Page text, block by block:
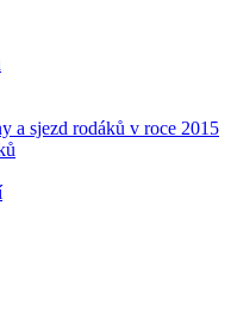
a sjezd rodáků v roce 2015